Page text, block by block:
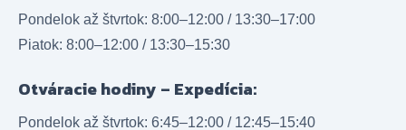
Pondelok až štvrtok: 8:00–12:00 / 13:30–17:00
Piatok: 8:00–12:00 / 13:30–15:30
Otváracie hodiny – Expedícia:
Pondelok až štvrtok: 6:45–12:00 / 12:45–15:40